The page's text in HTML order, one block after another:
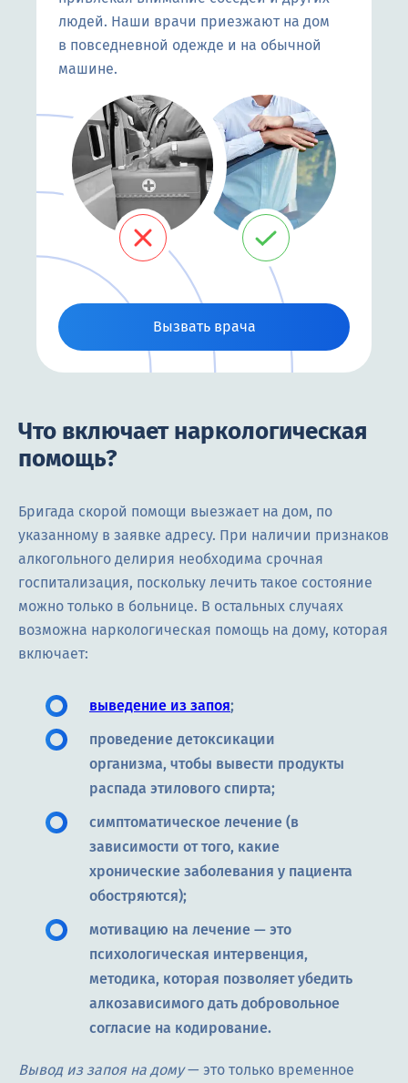
людей. Наши врачи приезжают на дом
в повседневной одежде и на обычной
машине.
Вызвать врача
Что включает наркологическая
помощь?
Бригада скорой помощи выезжает на дом, по
указанному в заявке адресу. При наличии признаков
алкогольного делирия необходима срочная
госпитализация, поскольку лечить такое состояние
можно только в больнице. В остальных случаях
возможна наркологическая помощь на дому, которая
включает:
выведение из запоя;
проведение детоксикации
организма, чтобы вывести продукты
распада этилового спирта;
симптоматическое лечение (в
зависимости от того, какие
хронические заболевания у пациента
обостряются);
мотивацию на лечение — это
психологическая интервенция,
методика, которая позволяет убедить
алкозависимого дать добровольное
согласие на кодирование.
Вывод из запоя на дому— это только временное